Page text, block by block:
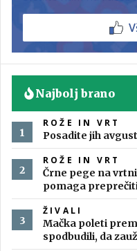
Najbolj brano
ROŽE IN VRT
Posadite jih
ROŽE IN VRT
Črne pege na
pomaga
ŽIVALI
Mačka poleti
spodbudili, da